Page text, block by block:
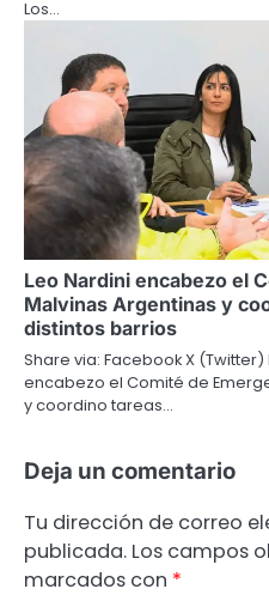
Los…
Leo Nardini encabezo el
Malvinas Argentinas y
distintos barrios
Share via: Facebook X (Twitter)
encabezo el Comité de
y coordino tareas…
Deja un comentario
Tu dirección de correo
publicada. Los campos
marcados con *